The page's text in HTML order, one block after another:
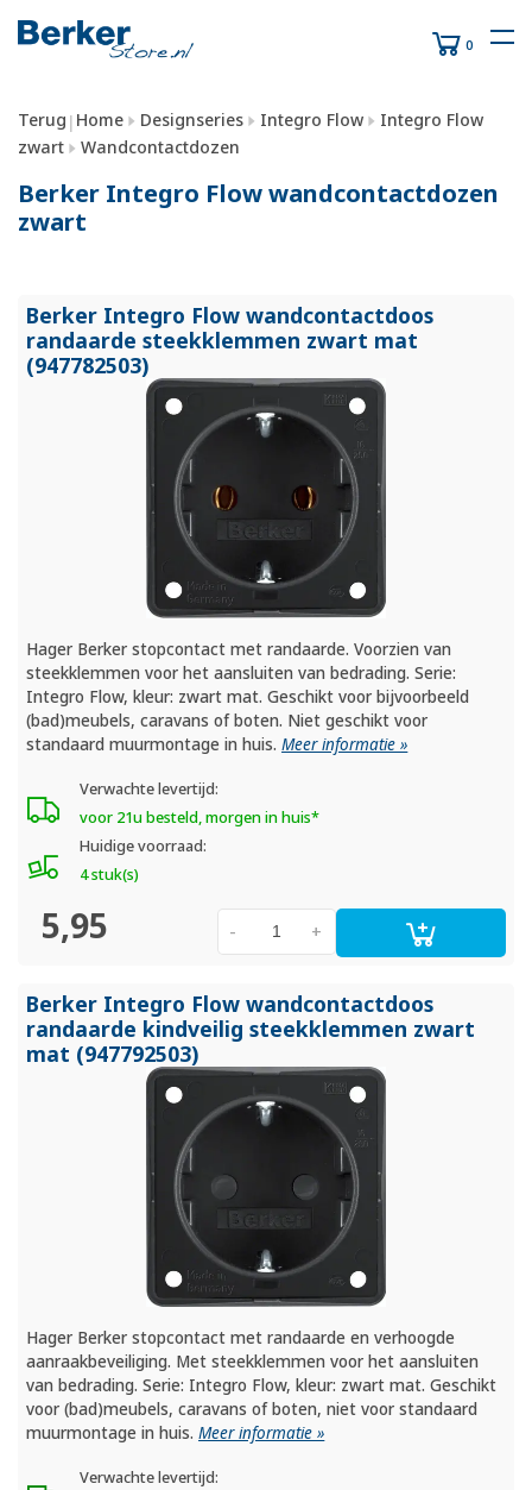
0
Terug | Home Designseries Integro Flow
Integro Flow
zwart
Wandcontactdozen
Berker Integro Flow wandcontactdozen
zwart
Berker Integro Flow wandcontactdoos
randaarde steekklemmen zwart mat
(947782503)
Hager Berker stopcontact met randaarde. Voorzien van
steekklemmen voor het aansluiten van bedrading. Serie:
Integro Flow, kleur: zwart mat. Geschikt voor bijvoorbeeld
(bad)meubels, caravans of boten. Niet geschikt voor
standaard muurmontage in huis.Meer informatie »
Verwachte levertijd:
voor 21u besteld, morgen in huis*
Huidige voorraad:
4 stuk(s)
5,95 +
-
Berker Integro Flow wandcontactdoos
randaarde kindveilig steekklemmen zwart
mat (947792503)
Hager Berker stopcontact met randaarde en verhoogde
aanraakbeveiliging. Met steekklemmen voor het aansluiten
van bedrading. Serie: Integro Flow, kleur: zwart mat. Geschikt
voor (bad)meubels, caravans of boten, niet voor standaard
muurmontage in huis.Meer informatie »
Verwachte levertijd: